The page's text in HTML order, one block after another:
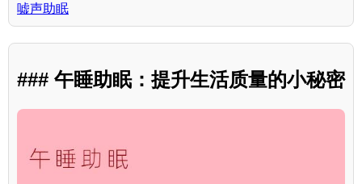
嘘声助眠
### 午睡助眠：提升生活质量的小秘密